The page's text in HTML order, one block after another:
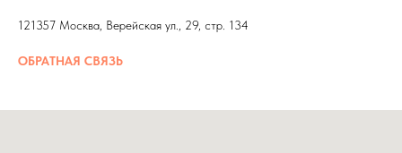
121357 Москва, Верейская ул., 29, стр. 134
ОБРАТНАЯ СВЯЗЬ